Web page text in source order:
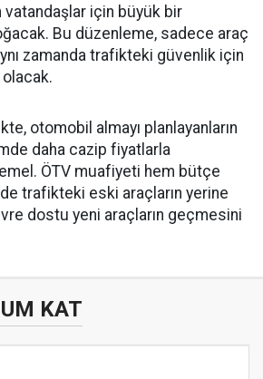
için büyük bir
Bu düzenleme, sadece araç
zamanda trafikteki güvenlik için
otomobil almayı planlayanların
daha cazip fiyatlarla
ÖTV muafiyeti hem bütçe
trafikteki eski araçların yerine
dostu yeni araçların geçmesini
KAT